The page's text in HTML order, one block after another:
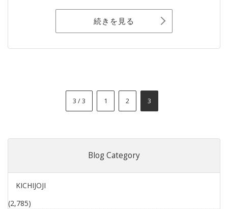
続きを見る
3 / 3 1 2 3
Blog Category
KICHIJOJI
(2,785)